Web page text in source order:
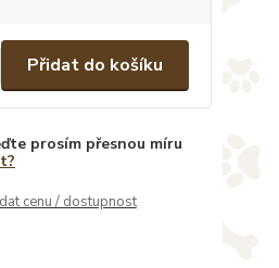
Přidat do košíku
prosím přesnou míru
cenu / dostupnost